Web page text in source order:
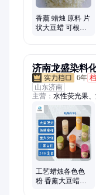
香薰 蜡烛 原料 片
状大豆蜡 可根据
济南龙盛染料
6年 档
山东济南
主营： 水性荧光果
工艺蜡烛各色色
粉 香薰大豆蜡染